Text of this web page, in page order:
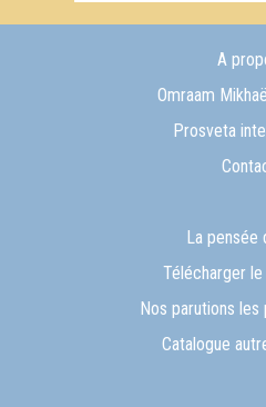
A
Omraam
Prosveta
La pensée
Télécharger
Nos parutions
Catalogue